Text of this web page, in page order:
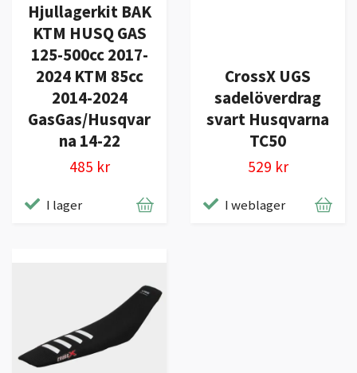
Hjullagerkit BAK
KTM HUSQ GAS
125-500cc 2017-
2024 KTM 85cc
2014-2024
GasGas/Husqvar
na 14-22
485 kr
I lager
CrossX UGS
sadelöverdrag
svart Husqvarna
TC50
529 kr
I weblager